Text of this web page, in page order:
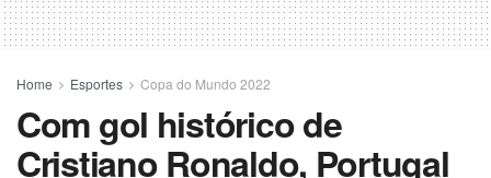
Home Esportes Copa do Mundo 2022
Com gol histórico de
Cristiano Ronaldo, Portugal